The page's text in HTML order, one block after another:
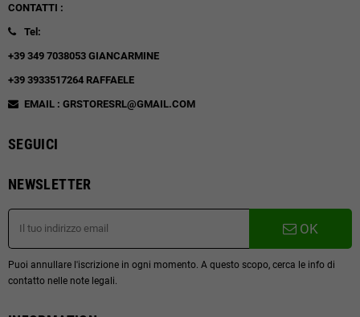
CONTATTI :
Tel:
+39 349 7038053 GIANCARMINE
+39 3933517264 RAFFAELE
EMAIL : GRSTORESRL@GMAIL.COM
SEGUICI
NEWSLETTER
OK
Puoi annullare l'iscrizione in ogni momento. A questo scopo, cerca le info di
contatto nelle note legali.